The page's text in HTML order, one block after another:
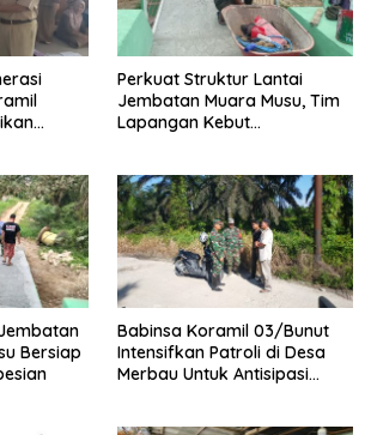
Perkuat Struktur Lantai
Jembatan Muara Musu, Tim
Lapangan Kebut
Bersiap
Babinsa Koramil 03/Bunut
Intensifkan Patroli di Desa
Merbau Untuk Antisipasi